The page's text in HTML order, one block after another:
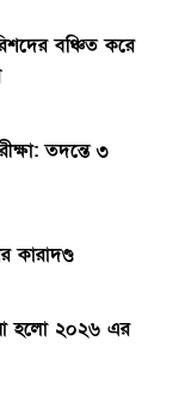
বঞ্চিত করে
তদন্তে ৩
কারাদণ্ড
হলো ২০২৬ এর